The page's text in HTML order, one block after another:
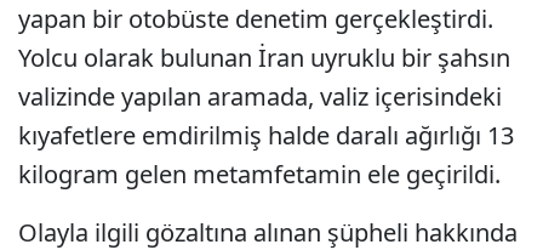
yapan bir otobüste denetim gerçekleştirdi.
Yolcu olarak bulunan İran uyruklu bir şahsın
valizinde yapılan aramada, valiz içerisindeki
kıyafetlere emdirilmiş halde daralı ağırlığı 13
kilogram gelen metamfetamin ele geçirildi.
Olayla ilgili gözaltına alınan şüpheli hakkında